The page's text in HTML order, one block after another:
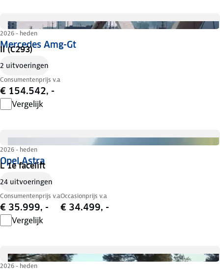
Mercedes Amg-Gt
2026 - heden
II (C293)
2 uitvoeringen
Consumentenprijs v.a
€ 154.542, -
Vergelijk
Opel Astra
2026 - heden
L 1e facelift
24 uitvoeringen
Consumentenprijs v.a
€ 35.999, -
Occasionprijs v.a
€ 34.499, -
Vergelijk
2026 - heden